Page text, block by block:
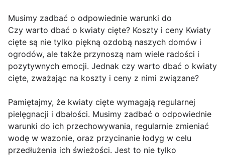
Musimy zadbać o odpowiednie warunki do
Czy warto dbać o kwiaty cięte? Koszty i ceny Kwiaty
cięte są nie tylko piękną ozdobą naszych domów i
ogrodów, ale także przynoszą nam wiele radości i
pozytywnych emocji. Jednak czy warto dbać o kwiaty
cięte, zważając na koszty i ceny z nimi związane?
Pamiętajmy, że kwiaty cięte wymagają regularnej
pielęgnacji i dbałości. Musimy zadbać o odpowiednie
warunki do ich przechowywania, regularnie zmieniać
wodę w wazonie, oraz przycinanie łodyg w celu
przedłużenia ich świeżości. Jest to nie tylko